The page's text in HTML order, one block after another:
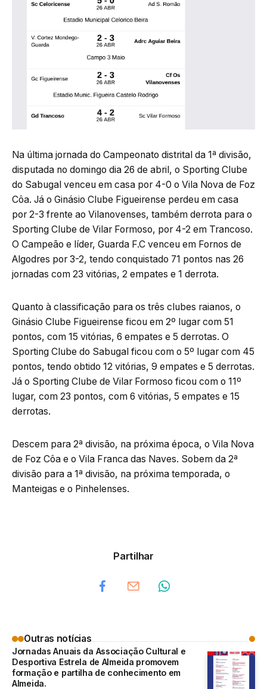
Na última jornada do Campeonato distrital da 1ª divisão,
disputada no domingo dia 26 de abril, o Sporting Clube
do Sabugal venceu em casa por 4-0 o Vila Nova de Foz
Côa. Já o Ginásio Clube Figueirense perdeu em casa
por 2-3 frente ao Vilanovenses, também derrota para o
Sporting Clube de Vilar Formoso, por 4-2 em Trancoso.
O Campeão e líder, Guarda F.C venceu em Fornos de
Algodres por 3-2, tendo conquistado 71 pontos nas 26
jornadas com 23 vitórias, 2 empates e 1 derrota.
Quanto à classificação para os três clubes raianos, o
Ginásio Clube Figueirense ficou em 2º lugar com 51
pontos, com 15 vitórias, 6 empates e 5 derrotas. O
Sporting Clube do Sabugal ficou com o 5º lugar com 45
pontos, tendo obtido 12 vitórias, 9 empates e 5 derrotas.
Já o Sporting Clube de Vilar Formoso ficou com o 11º
lugar, com 23 pontos, com 6 vitórias, 5 empates e 15
derrotas.
Descem para 2ª divisão, na próxima época, o Vila Nova
de Foz Côa e o Vila Franca das Naves. Sobem da 2ª
divisão para a 1ª divisão, na próxima temporada, o
Manteigas e o Pinhelenses.
Partilhar
Outras notícias
Jornadas Anuais da Associação Cultural e
Desportiva Estrela de Almeida promovem
formação e partilha de conhecimento em
Almeida.